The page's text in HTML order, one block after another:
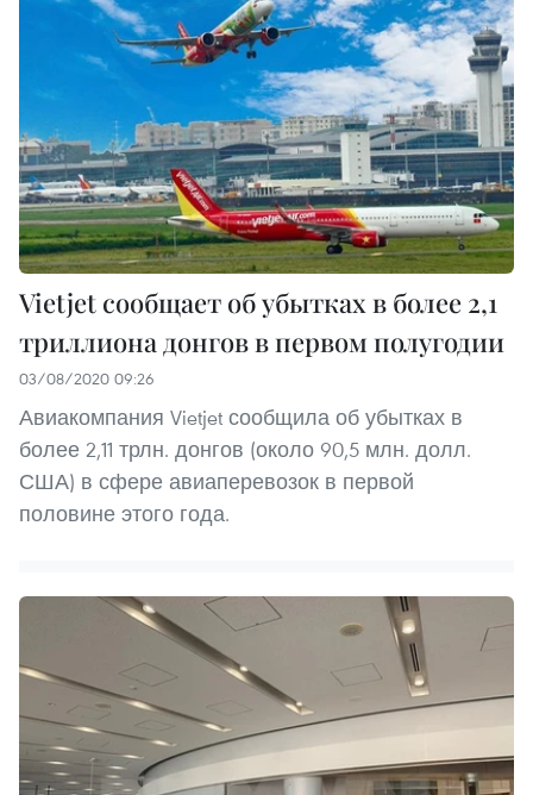
Vietjet сообщает об убытках в более 2,1
триллиона донгов в первом полугодии
03/08/2020 09:26
Авиакомпания Vietjet сообщила об убытках в
более 2,11 трлн. донгов (около 90,5 млн. долл.
США) в сфере авиаперевозок в первой
половине этого года.